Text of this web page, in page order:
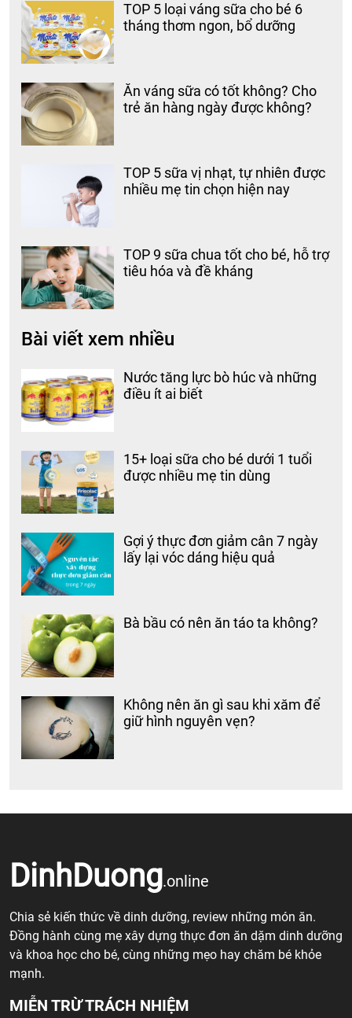
TOP 5 loại váng sữa cho bé 6
tháng thơm ngon, bổ dưỡng
Ăn váng sữa có tốt không? Cho
trẻ ăn hàng ngày được không?
TOP 5 sữa vị nhạt, tự nhiên được
nhiều mẹ tin chọn hiện nay
TOP 9 sữa chua tốt cho bé, hỗ trợ
tiêu hóa và đề kháng
Bài viết xem nhiều
Nước tăng lực bò húc và những
điều ít ai biết
15+ loại sữa cho bé dưới 1 tuổi
được nhiều mẹ tin dùng
Gợi ý thực đơn giảm cân 7 ngày
lấy lại vóc dáng hiệu quả
Bà bầu có nên ăn táo ta không?
Không nên ăn gì sau khi xăm để
giữ hình nguyên vẹn?
DinhDuong.online
Chia sẻ kiến thức về dinh dưỡng, review những món ăn.
Đồng hành cùng mẹ xây dựng thực đơn ăn dặm dinh dưỡng
và khoa học cho bé, cùng những mẹo hay chăm bé khỏe
mạnh.
MIỄN TRỪ TRÁCH NHIỆM